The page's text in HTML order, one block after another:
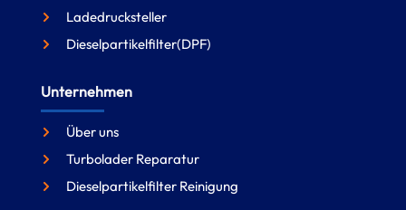
Ladedrucksteller
Dieselpartikelfilter(DPF)
Unternehmen
Über uns
Turbolader Reparatur
Dieselpartikelfilter Reinigung